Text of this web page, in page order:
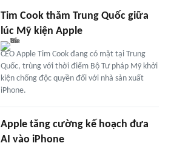
Tim Cook thăm Trung Quốc giữa
lúc Mỹ kiện Apple
CEO Apple Tim Cook đang có mặt tại Trung
Quốc, trùng với thời điểm Bộ Tư pháp Mỹ khởi
kiện chống độc quyền đối với nhà sản xuất
iPhone.
Apple tăng cường kế hoạch đưa
AI vào iPhone